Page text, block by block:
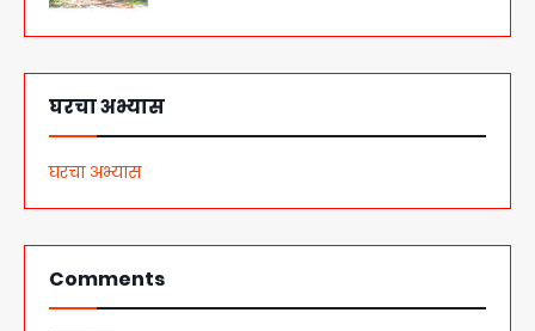
घरचा अभ्यास
घरचा अभ्यास
Comments